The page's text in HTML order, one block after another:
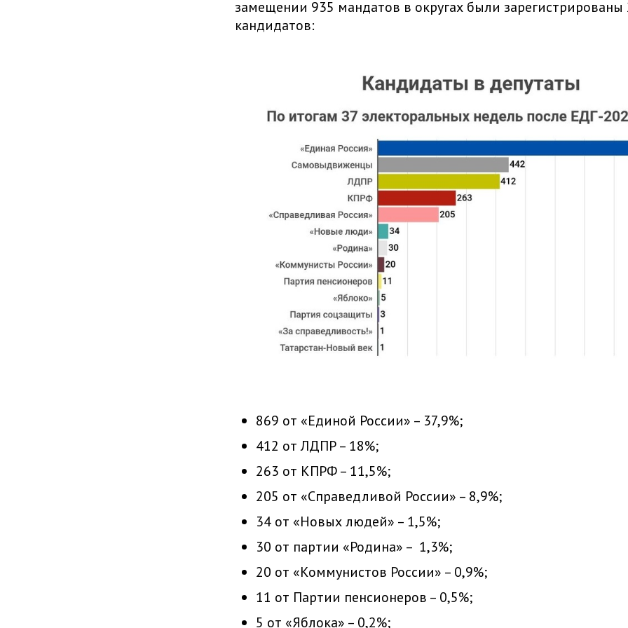
замещении 935 мандатов в округах были зарегистрированы
кандидатов:
869 от «Единой России» – 37,9%;
412 от ЛДПР – 18%;
263 от КПРФ – 11,5%;
205 от «Справедливой России» – 8,9%;
34 от «Новых людей» – 1,5%;
30 от партии «Родина» – 1,3%;
20 от «Коммунистов России» – 0,9%;
11 от Партии пенсионеров – 0,5%;
5 от «Яблока» – 0,2%;